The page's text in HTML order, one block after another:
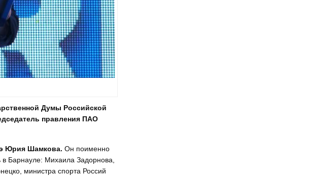
Думы Российской
правления ПАО
Юрия Шамкова. Он поименно
в Барнауле: Михаила Задорнова,
министра спорта Россий